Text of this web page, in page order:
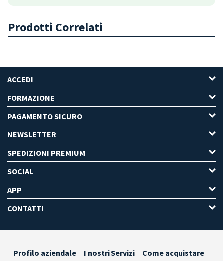
Prodotti Correlati
ACCEDI
FORMAZIONE
PAGAMENTO SICURO
NEWSLETTER
SPEDIZIONI PREMIUM
SOCIAL
APP
CONTATTI
Profilo aziendale I nostri Servizi Come acquistare